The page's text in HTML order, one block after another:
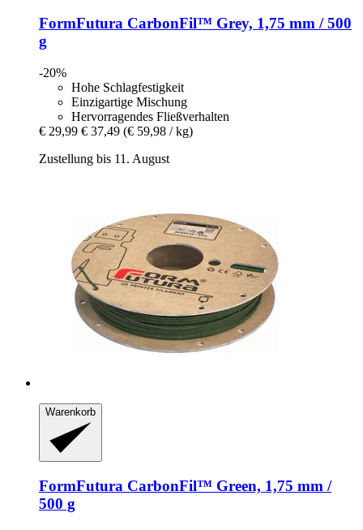
FormFutura CarbonFil™ Grey, 1,75 mm / 500
g
-20%
Hohe Schlagfestigkeit
Einzigartige Mischung
Hervorragendes Fließverhalten
€ 29,99 € 37,49 (€ 59,98 / kg)
Zustellung bis 11. August
Warenkorb
FormFutura CarbonFil™ Green, 1,75 mm /
500 g